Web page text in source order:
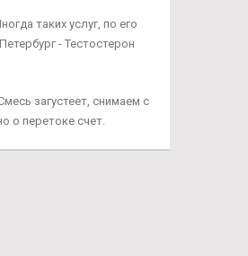
таких услуг, по его
- Тестостерон
загустеет, снимаем с
о перетоке счет.